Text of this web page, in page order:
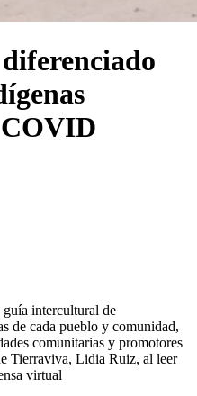
intercultural de
de cada pueblo y comunidad,
comunitarias y promotores
Tierraviva, Lidia Ruiz, al leer
virtual